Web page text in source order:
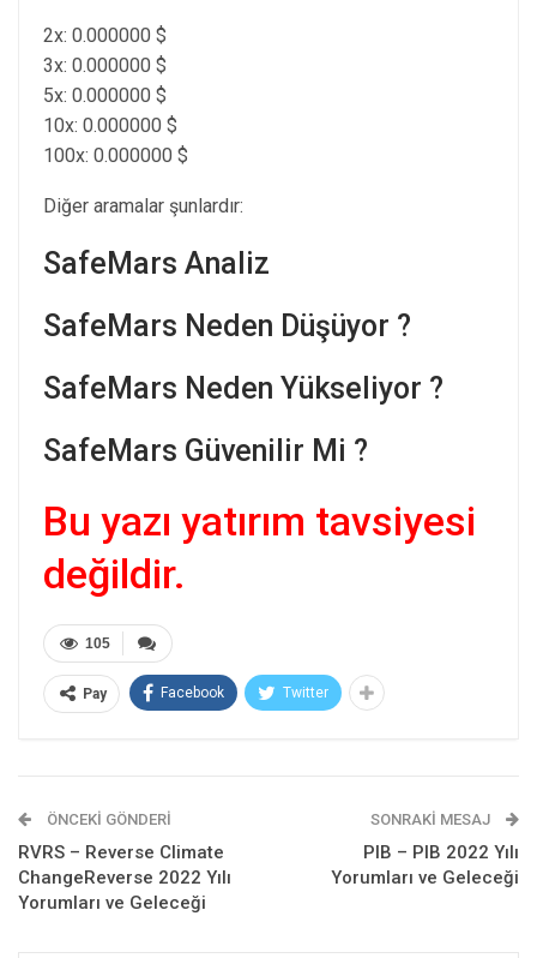
2x: 0.000000 $
3x: 0.000000 $
5x: 0.000000 $
10x: 0.000000 $
100x: 0.000000 $
Diğer aramalar şunlardır:
SafeMars Analiz
SafeMars Neden Düşüyor ?
SafeMars Neden Yükseliyor ?
SafeMars Güvenilir Mi ?
Bu yazı yatırım tavsiyesi
değildir.
105
Pay Facebook Twitter
ÖNCEKI GÖNDERI
RVRS – Reverse Climate
ChangeReverse 2022 Yılı
Yorumları ve Geleceği
SONRAKI MESAJ
PIB – PIB 2022 Yılı
Yorumları ve Geleceği